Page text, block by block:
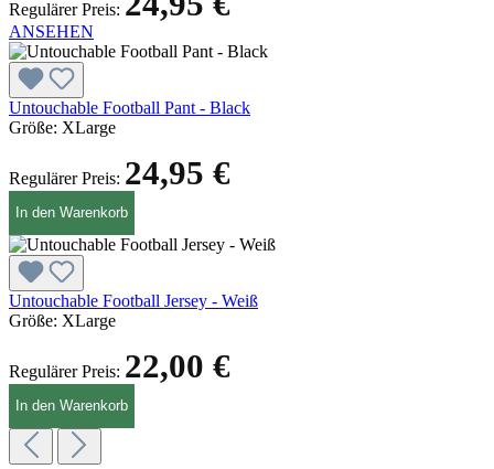
Regulärer Preis:
ANSEHEN
Untouchable Football Pant - Black
Größe: XLarge
Regulärer Preis: 24,95 €
In den Warenkorb
Untouchable Football Jersey - Weiß
Größe: XLarge
Regulärer Preis: 22,00 €
In den Warenkorb